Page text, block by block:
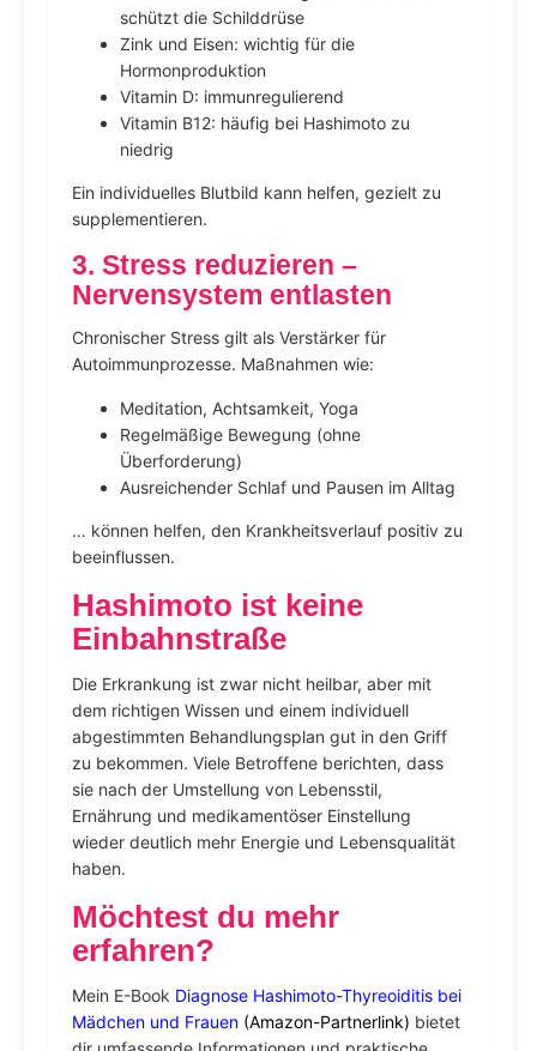
schützt die Schilddrüse
Zink und Eisen: wichtig für die
Hormonproduktion
Vitamin D: immunregulierend
Vitamin B12: häufig bei Hashimoto zu
niedrig
Ein individuelles Blutbild kann helfen, gezielt zu
supplementieren.
3. Stress reduzieren –
Nervensystem entlasten
Chronischer Stress gilt als Verstärker für
Autoimmunprozesse. Maßnahmen wie:
Meditation, Achtsamkeit, Yoga
Regelmäßige Bewegung (ohne
Überforderung)
Ausreichender Schlaf und Pausen im Alltag
… können helfen, den Krankheitsverlauf positiv zu
beeinflussen.
Hashimoto ist keine
Einbahnstraße
Die Erkrankung ist zwar nicht heilbar, aber mit
dem richtigen Wissen und einem individuell
abgestimmten Behandlungsplan gut in den Griff
zu bekommen. Viele Betroffene berichten, dass
sie nach der Umstellung von Lebensstil,
Ernährung und medikamentöser Einstellung
wieder deutlich mehr Energie und Lebensqualität
haben.
Möchtest du mehr
erfahren?
Mein E-Book Diagnose Hashimoto-Thyreoiditis bei
Mädchen und Frauen (Amazon-Partnerlink) bietet